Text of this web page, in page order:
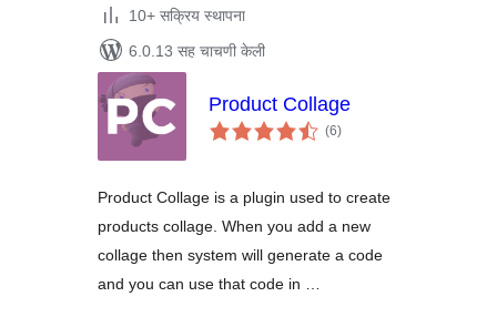
10+ सक्रिय स्थापना
6.0.13 सह चाचणी केली
Product Collage
(6एकूण
मूल्यांकन
)
Product Collage is a plugin used to create
products collage. When you add a new
collage then system will generate a code
and you can use that code in …